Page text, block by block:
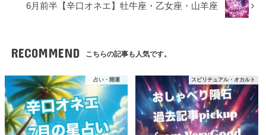
6月前半【辛口オネエ】牡牛座・乙女座・山羊座
RECOMMEND こちらの記事も人気です。
占い・開運 スピリチュアル・オカルト